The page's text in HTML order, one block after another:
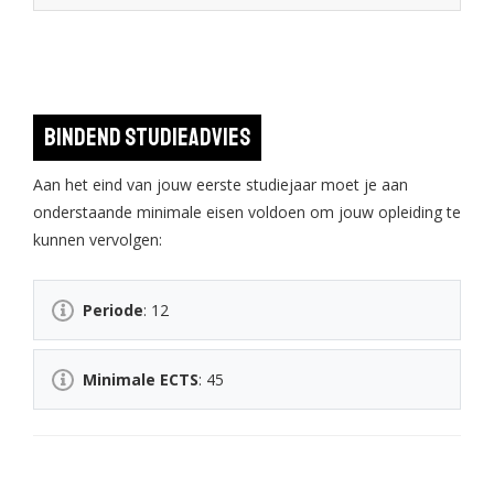
Bindend studieadvies
Aan het eind van jouw eerste studiejaar moet je aan
onderstaande minimale eisen voldoen om jouw opleiding te
kunnen vervolgen:
Periode: 12
Minimale ECTS: 45